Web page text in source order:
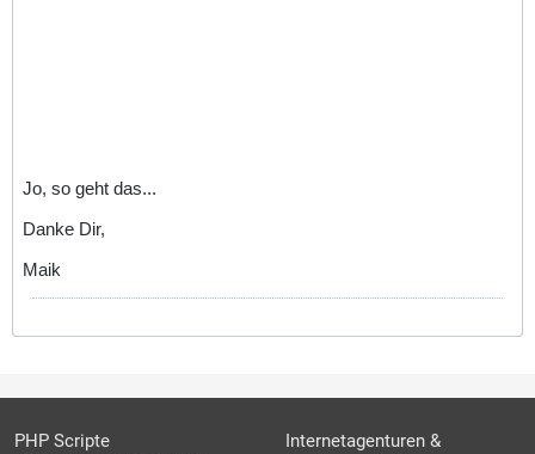
Jo, so geht das...
Danke Dir,
Maik
PHP Scripte
Internetagenturen &